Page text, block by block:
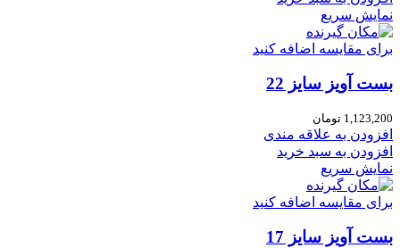
نمایش سریع
برای مقایسه اضافه کنید
بست آویز سایز 22
1,123,200 تومان
افزودن به علاقه مندی
افزودن به سبد خرید
نمایش سریع
برای مقایسه اضافه کنید
بست آویز سایز 17